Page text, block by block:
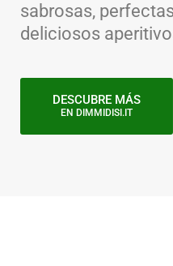
sabrosas,
deliciosos
DESCUBRE MÁS
EN DIMMIDISI.IT